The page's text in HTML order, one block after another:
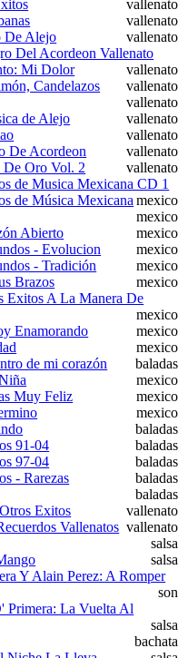
vallenato
vallenato
De Alejo
vallenato
Del Acordeon Vallenato
vallenato
Mi Dolor
vallenato
Candelazos
vallenato
de Alejo
vallenato
vallenato
De Acordeon
vallenato
De Oro Vol. 2
vallenato
de Musica Mexicana CD 1
mexico
de Música Mexicana
mexico
Abierto
mexico
- Evolucion
mexico
- Tradición
mexico
Brazos
mexico
Exitos A La Manera De
mexico
Enamorando
mexico
mexico
de mi corazón
baladas
mexico
Muy Feliz
mexico
mexico
baladas
91-04
baladas
97-04
baladas
- Rarezas
baladas
baladas
Exitos
vallenato
Vallenatos vallenato
salsa
salsa
Y Alain Perez: A Romper
son
Primera: La Vuelta Al
salsa
bachata